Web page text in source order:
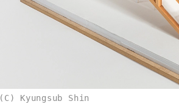
(C) Kyungsub Shin